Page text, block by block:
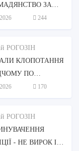
ЗА
АНАЛІЗ,
244
РОГОЗІН
КЛОПОТАННЯ
ПО
І
ВІДМОВУ,
170
РОГОЗІН
- НЕ ВИРОК І